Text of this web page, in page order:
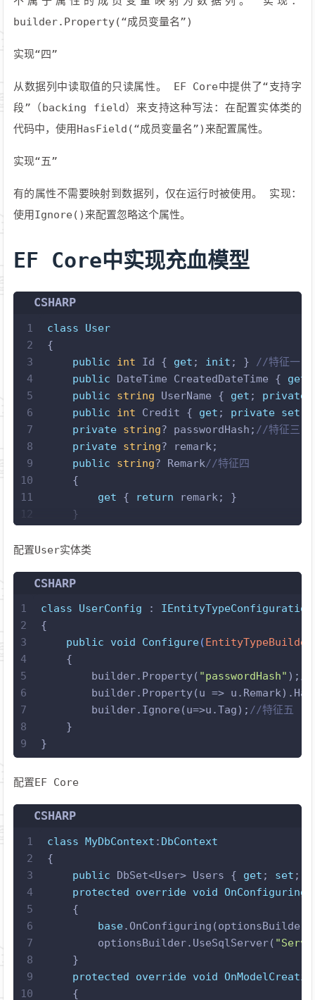
builder.Property(“成员变量名”)
实现“四”
从数据列中读取值的只读属性。 EF Core中提供了“支持字
段”（backing field）来支持这种写法：在配置实体类的
代码中，使用HasField(“成员变量名”)来配置属性。
实现“五”
有的属性不需要映射到数据列，仅在运行时被使用。 实现：
使用Ignore()来配置忽略这个属性。
EF Core中实现充血模型
CSHARP
1
2
3
4
5
6
7
8
9
10
11
12
14
18
19
20
21
22
23
24
25
26
28
29
31
32
33
34
35
36
class
User
{
public
int Id { get ; init ; } //特征一
public DateTime CreatedDateTime { get
public
string UserName { get ; private
public
int Credit { get ; private set
private string? passwordHash; //特征三
private string? remark;
public
string? Remark//特征四
    {
get { return remark; }
    }
private
public
User string yhm ) //特征二
this.UserName = yhm;
this.Credit = 10
public
void ChangeUserName( string
    {
public
    {
        {
        }
this
.passwordHash =
    }
配置User实体类
CSHARP
1
2
3
4
5
6
7
8
9
class UserConfig : IEntityTypeConfiguration
{
public
void Configure(
    {
        builder.Property(
"passwordHash" ); //
builder.Property(u =>
        builder.Ignore(u=>u.Tag);
//特征五
    }
}
配置EF Core
CSHARP
1
2
3
4
5
6
7
8
9
10
class MyDbContext : DbContext
{
public DbSet<User> Users { get ; set ; }
protected
override void OnConfiguring
    {
base
        optionsBuilder.UseSqlServer(
    }
protected
override void
    {